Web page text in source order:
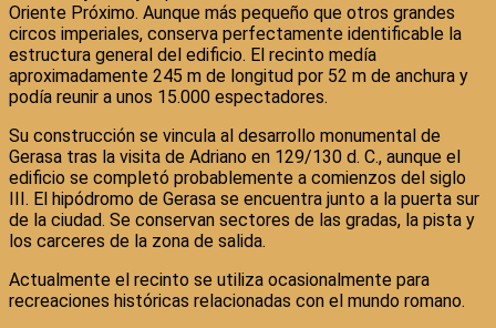
Oriente Próximo. Aunque más pequeño que otros grandes
circos imperiales, conserva perfectamente identificable la
estructura general del edificio. El recinto medía
aproximadamente 245 m de longitud por 52 m de anchura y
podía reunir a unos 15.000 espectadores.
Su construcción se vincula al desarrollo monumental de
Gerasa tras la visita de Adriano en 129/130 d. C., aunque el
edificio se completó probablemente a comienzos del siglo
III. El hipódromo de Gerasa se encuentra junto a la puerta sur
de la ciudad. Se conservan sectores de las gradas, la pista y
los carceres de la zona de salida.
Actualmente el recinto se utiliza ocasionalmente para
recreaciones históricas relacionadas con el mundo romano.